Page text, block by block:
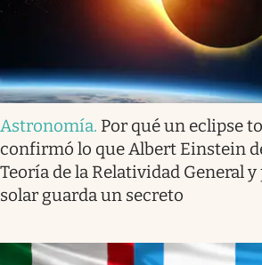
Astronomía. Por qué un eclipse
confirmó lo que Albert Einstein
Teoría de la Relatividad General
solar guarda un secreto